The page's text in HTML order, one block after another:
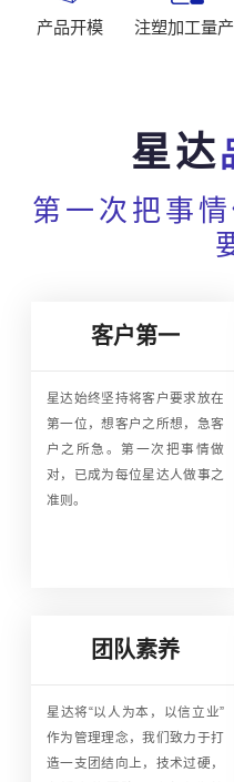
产品开模 注塑加工量产
星达
第一次把事
客户第一
星达始终坚持将客户要求放在
第一位，想客户之所想，急客
户之所急。第一次把事情做
对，已成为每位星达人做事之
准则。
团队素养
星达将“以人为本，以信立业”
作为管理理念，我们致力于打
造一支团结向上，技术过硬，